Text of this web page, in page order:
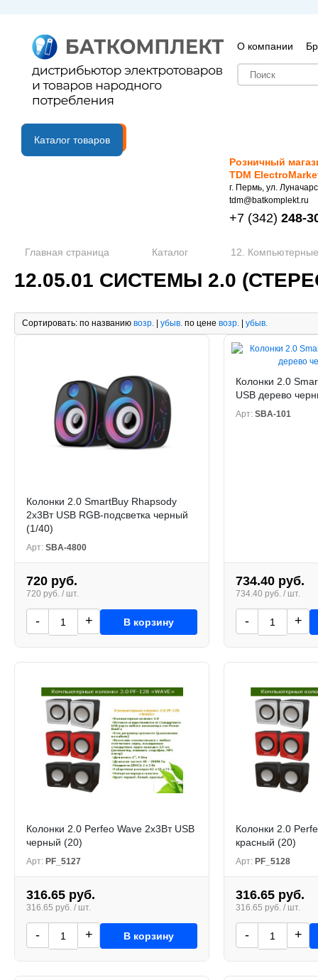
О компании
B2B портал
Каталог товаров
Розничный
TDM
г. Пермь, ул.
tdm@batkomplekt.ru
+7 (342) 248-
Главная страница Каталог 12.
12.05.01 СИСТЕМЫ 2.0
Сортировать: по названию возр. | убыв. по цене возр. | убыв.
Колонки 2.0 SmartBuy Rhapsody
2x3Вт USB RGB-подсветка черный
(1/40)
Арт: SBA-4800
720 руб.
720 руб. / шт.
- + В корзину
Колонки 2.0
USB дерево
Арт: SBA-101
734.40 руб.
734.40 руб. / шт.
- +
Колонки 2.0 Perfeo Wave 2x3Вт USB
черный (20)
Арт: PF_5127
316.65 руб.
316.65 руб. / шт.
- + В корзину
Колонки 2.0
красный (20)
Арт: PF_5128
316.65 руб.
316.65 руб. / шт.
- +